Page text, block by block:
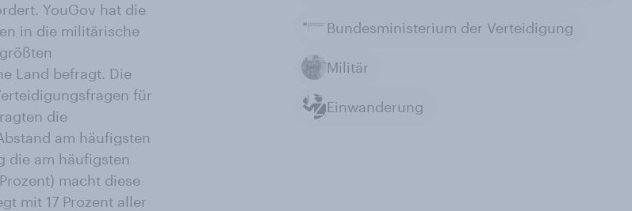
YouGov hat die
in die militärische
Land befragt. Die
für
die
am häufigsten
die am häufigsten
macht diese
mit 17 Prozent aller
Bundesministerium der Verteidigung
Militär
Einwanderung